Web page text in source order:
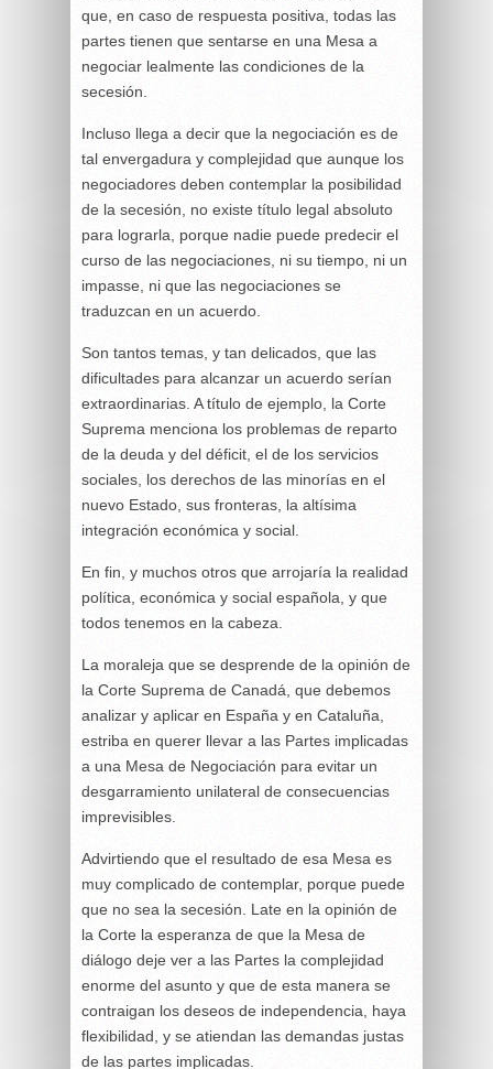
que, en caso de respuesta positiva, todas las
partes tienen que sentarse en una Mesa a
negociar lealmente las condiciones de la
secesión.
Incluso llega a decir que la negociación es de
tal envergadura y complejidad que aunque los
negociadores deben contemplar la posibilidad
de la secesión, no existe título legal absoluto
para lograrla, porque nadie puede predecir el
curso de las negociaciones, ni su tiempo, ni un
impasse, ni que las negociaciones se
traduzcan en un acuerdo.
Son tantos temas, y tan delicados, que las
dificultades para alcanzar un acuerdo serían
extraordinarias. A título de ejemplo, la Corte
Suprema menciona los problemas de reparto
de la deuda y del déficit, el de los servicios
sociales, los derechos de las minorías en el
nuevo Estado, sus fronteras, la altísima
integración económica y social.
En fin, y muchos otros que arrojaría la realidad
política, económica y social española, y que
todos tenemos en la cabeza.
La moraleja que se desprende de la opinión de
la Corte Suprema de Canadá, que debemos
analizar y aplicar en España y en Cataluña,
estriba en querer llevar a las Partes implicadas
a una Mesa de Negociación para evitar un
desgarramiento unilateral de consecuencias
imprevisibles.
Advirtiendo que el resultado de esa Mesa es
muy complicado de contemplar, porque puede
que no sea la secesión. Late en la opinión de
la Corte la esperanza de que la Mesa de
diálogo deje ver a las Partes la complejidad
enorme del asunto y que de esta manera se
contraigan los deseos de independencia, haya
flexibilidad, y se atiendan las demandas justas
de las partes implicadas.